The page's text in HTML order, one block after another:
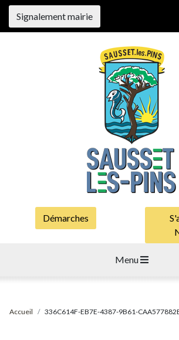
Signalement mairie
Démarches
Menu
Accueil 336C614F-EB7E-4387-9B61-